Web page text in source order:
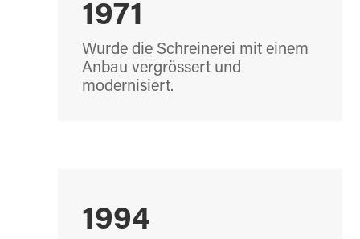
1971
Wurde die Schreinerei mit einem
Anbau vergrössert und
modernisiert.
1994